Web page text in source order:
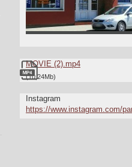
MOVIE (2).mp4
(10,24Mb)
Instagram
https://www.instagram.com/